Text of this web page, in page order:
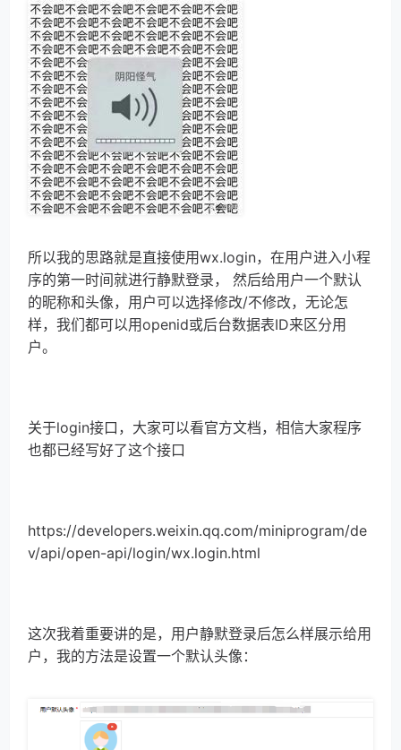
所以我的思路就是直接使用wx.login，在用户进入小程
序的第一时间就进行静默登录， 然后给用户一个默认
的昵称和头像，用户可以选择修改/不修改，无论怎
样，我们都可以用openid或后台数据表ID来区分用
户。
关于login接口，大家可以看官方文档，相信大家程序
也都已经写好了这个接口
https://developers.weixin.qq.com/miniprogram/de
v/api/open-api/login/wx.login.html
这次我着重要讲的是，用户静默登录后怎么样展示给用
户，我的方法是设置一个默认头像：